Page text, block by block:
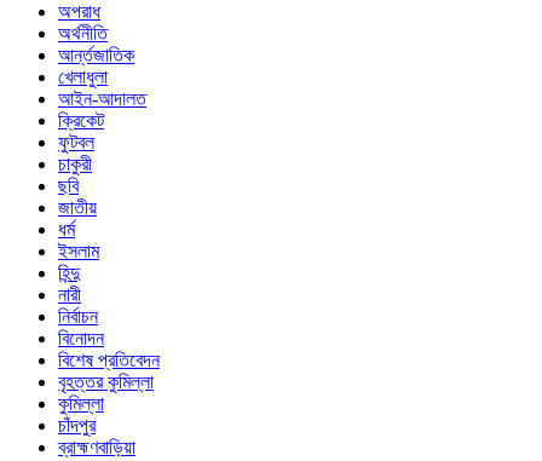
অপরাধ
অর্থনীতি
আর্ন্তজাতিক
খেলাধুলা
আইন-আদালত
ক্রিকেট
ফুটবল
চাকুরী
ছবি
জাতীয়
ধর্ম
ইসলাম
হিন্দু
নারী
নির্বাচন
বিনোদন
বিশেষ প্রতিবেদন
বৃহত্তর কুমিল্লা
কুমিল্লা
চাঁদপুর
ব্রাহ্মণবাড়িয়া